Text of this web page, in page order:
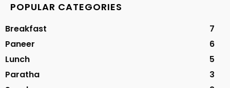
POPULAR CATEGORIES
Breakfast
7
Paneer
6
Lunch
5
Paratha
3